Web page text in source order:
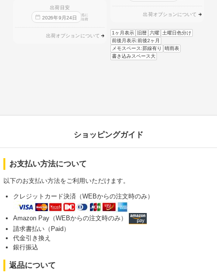
出荷目安
2026年9 月24日
迄に
出荷
出荷オプションについて
出荷オプションについて
1ヶ月表示 旧暦 六曜
土曜日色分け
前後月表示:前後2ヶ月
メモスペース:罫線有り
晴雨表
書き込みスペース大
ショッピングガイド
お支払い方法について
以下のお支払い方法をご利用いただけます。
クレジットカード決済（WEBからの注文時のみ）
Amazon Pay（WEBからの注文時のみ）
請求書払い（Paid）
代金引き換え
銀行振込
返品について